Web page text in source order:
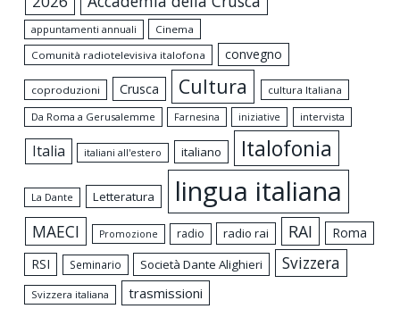
appuntamenti annuali
Cinema
Comunità radiotelevisiva italofona
convegno
coproduzioni Crusca Cultura
cultura Italiana
Da Roma a Gerusalemme
Farnesina iniziative intervista
Italia italiani all'estero italiano Italofonia
La Dante Letteratura lingua italiana
MAECI Promozione radio radio rai RAI
Roma
RSI
Seminario Società Dante Alighieri Svizzera
Svizzera italiana trasmissioni